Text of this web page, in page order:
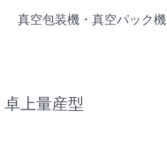
真空包装機・真空パック機
卓上量産型